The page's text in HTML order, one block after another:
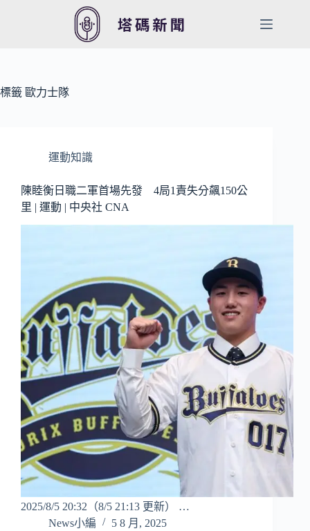
容
標籤 歐力士隊
運動知識
陳睦衡日職二軍首場先發 4局1責失分飆150公
里 | 運動 | 中央社 CNA
2025/8/5 20:32（8/5 21:13 更新） …
News小編
5 8 月, 2025